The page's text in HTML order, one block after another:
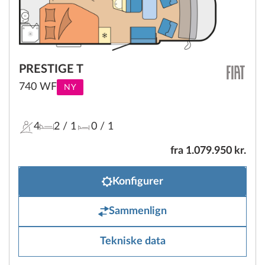
PRESTIGE T
740 WF NY
4 2 / 1 0/ 1
fra 1.079.950 kr.
Konfigurer
Sammenlign
Tekniske data